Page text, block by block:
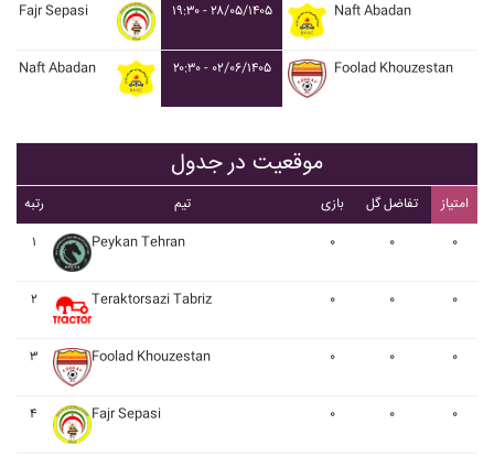
Fajr Sepasi ۱۹:۳۰ - ۲۸/۰۵/۱۴۰۵ Naft Abadan
Naft Abadan ۲۰:۳۰ - ۰۲/۰۶/۱۴۰۵ Foolad Khouzestan
موقعیت در جدول
رتبه تیم بازی تفاضل گل
امتیاز
۱
Peykan Tehran ۰ ۰ ۰
۲ Teraktorsazi Tabriz ۰ ۰ ۰
۳ Foolad Khouzestan ۰ ۰ ۰
۴ Fajr Sepasi ۰ ۰ ۰